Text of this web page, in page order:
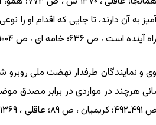
به آن دارند، تا جایی که اقدام او را
وی و نمایندگان طرفدار نهضت ملی روبرو
و حرام دانستند (کاتوزیان ، ص ۱۹۴، ۲۳۰ـ۲۳۱؛ مدنی ، ج ۱، ص ۲۷۸). بهبهانی و کاشانی هرچند در